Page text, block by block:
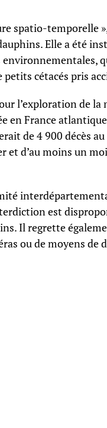
spatio-temporelle
Elle a été
environnementales,
petits cétacés pris
l’exploration de la
en France
de 4 900 décès
d’au moins un
est
Il regrette
ou de moyens de